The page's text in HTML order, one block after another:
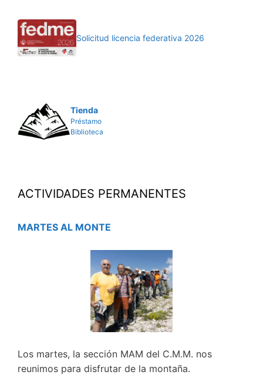
Solicitud licencia federativa 2026
Tienda
Préstamo
Biblioteca
ACTIVIDADES PERMANENTES
MARTES AL MONTE
Los martes, la sección MAM del C.M.M. nos
reunimos para disfrutar de la montaña.